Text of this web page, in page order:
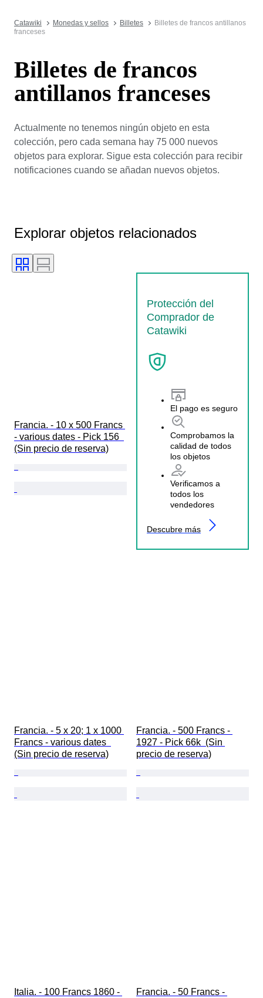
Catawiki Monedas y sellos Billetes
Billetes de francos antillanos
franceses
Billetes de francos
antillanos franceses
Actualmente no tenemos ningún objeto en esta
colección, pero cada semana hay 75 000 nuevos
objetos para explorar. Sigue esta colección para recibir
notificaciones cuando se añadan nuevos objetos.
Explorar objetos relacionados
Protección del
Comprador de
Catawiki
El pago es seguro
Comprobamos la
calidad de todos
los objetos
Verificamos a
todos los
vendedores
Descubre más
Francia. - 10 x 500 Francs
- various dates - Pick 156
(Sin precio de reserva)
Francia. - 5 x 20; 1 x 1000
Francs - various dates
(Sin precio de reserva)
Francia. - 500 Francs -
1927 - Pick 66k  (Sin
precio de reserva)
Italia. - 100 Francs 1860 -
Francia. - 50 Francs -